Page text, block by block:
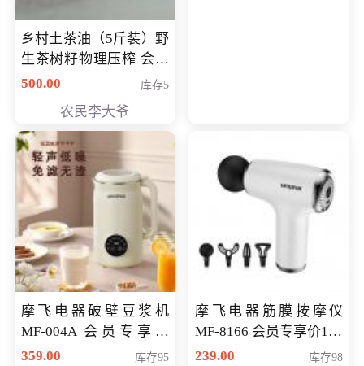
乡村土茶油（5斤装）野
生茶树籽物理压榨 会员
专享价400元
500.00 库存5
农民李大爷
摩飞电器破壁豆浆机
MF-004A 会员专享价
168元
359.00 库存95
摩飞电器筋膜按摩仪
MF-8166 会员专享价168
元
239.00 库存98